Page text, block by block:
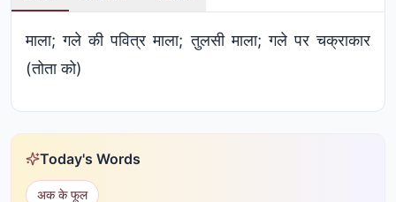
माला; गले की पवित्र माला; तुलसी माला; गले पर चक्राकार
(तोता को)
Today's Words
अक के फूल